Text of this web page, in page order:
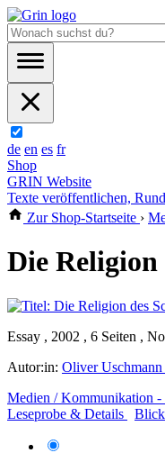
de en es fr
Shop
GRIN Website
Texte veröffentlichen,
Zur Shop-Startseite ›
Die
Essay , 2002 , 6 Seiten ,
Autor:in: Oliver
Medien / Kommunikation -
Leseprobe & Details